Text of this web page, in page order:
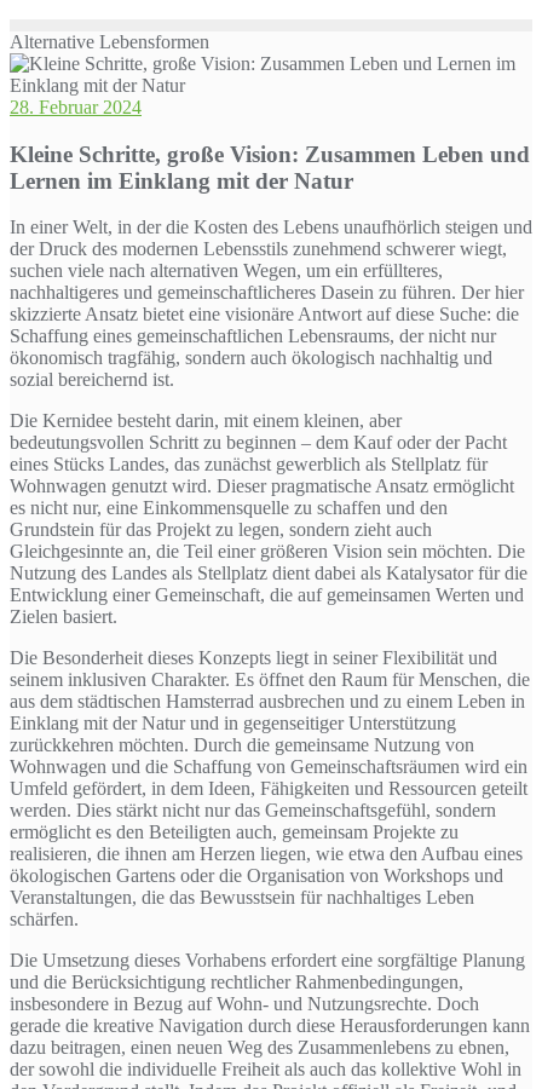
Alternative Lebensformen
28. Februar 2024
Kleine Schritte, große Vision: Zusammen Leben und
Lernen im Einklang mit der Natur
In einer Welt, in der die Kosten des Lebens unaufhörlich steigen und
der Druck des modernen Lebensstils zunehmend schwerer wiegt,
suchen viele nach alternativen Wegen, um ein erfüllteres,
nachhaltigeres und gemeinschaftlicheres Dasein zu führen. Der hier
skizzierte Ansatz bietet eine visionäre Antwort auf diese Suche: die
Schaffung eines gemeinschaftlichen Lebensraums, der nicht nur
ökonomisch tragfähig, sondern auch ökologisch nachhaltig und
sozial bereichernd ist.
Die Kernidee besteht darin, mit einem kleinen, aber
bedeutungsvollen Schritt zu beginnen – dem Kauf oder der Pacht
eines Stücks Landes, das zunächst gewerblich als Stellplatz für
Wohnwagen genutzt wird. Dieser pragmatische Ansatz ermöglicht
es nicht nur, eine Einkommensquelle zu schaffen und den
Grundstein für das Projekt zu legen, sondern zieht auch
Gleichgesinnte an, die Teil einer größeren Vision sein möchten. Die
Nutzung des Landes als Stellplatz dient dabei als Katalysator für die
Entwicklung einer Gemeinschaft, die auf gemeinsamen Werten und
Zielen basiert.
Die Besonderheit dieses Konzepts liegt in seiner Flexibilität und
seinem inklusiven Charakter. Es öffnet den Raum für Menschen, die
aus dem städtischen Hamsterrad ausbrechen und zu einem Leben in
Einklang mit der Natur und in gegenseitiger Unterstützung
zurückkehren möchten. Durch die gemeinsame Nutzung von
Wohnwagen und die Schaffung von Gemeinschaftsräumen wird ein
Umfeld gefördert, in dem Ideen, Fähigkeiten und Ressourcen geteilt
werden. Dies stärkt nicht nur das Gemeinschaftsgefühl, sondern
ermöglicht es den Beteiligten auch, gemeinsam Projekte zu
realisieren, die ihnen am Herzen liegen, wie etwa den Aufbau eines
ökologischen Gartens oder die Organisation von Workshops und
Veranstaltungen, die das Bewusstsein für nachhaltiges Leben
schärfen.
Die Umsetzung dieses Vorhabens erfordert eine sorgfältige Planung
und die Berücksichtigung rechtlicher Rahmenbedingungen,
insbesondere in Bezug auf Wohn- und Nutzungsrechte. Doch
gerade die kreative Navigation durch diese Herausforderungen kann
dazu beitragen, einen neuen Weg des Zusammenlebens zu ebnen,
der sowohl die individuelle Freiheit als auch das kollektive Wohl in